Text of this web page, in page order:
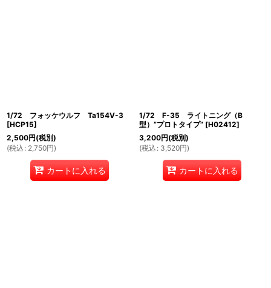
1/72 フォッケウルフ Ta154V-3
[HCP15]
2,500円(税別)
(税込 : 2,750円)
カートに入れる
1/72 F-35 ライトニング（B
型）”プロトタイプ” [H02412]
3,200円(税別)
(税込 : 3,520円)
カートに入れる